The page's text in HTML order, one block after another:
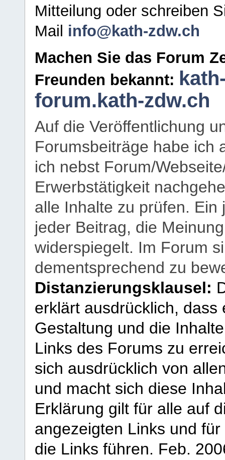
Mitteilung oder schreiben
Mail info@kath-zdw.ch
Machen Sie das Forum
Freunden bekannt:
forum.kath-zdw.ch
Auf die Veröffentlichung
Forumsbeiträge habe ich
ich nebst Forum/
Erwerbstätigkeit
alle Inhalte zu prüfen.
jeder Beitrag, die
widerspiegelt. Im Forum
dementsprechend zu
Distanzierungsklausel:
erklärt ausdrücklich,
Gestaltung und die
Links des Forums zu
sich ausdrücklich von
und macht sich diese
Erklärung gilt für alle auf
angezeigten Links und
die Links führen. Feb.